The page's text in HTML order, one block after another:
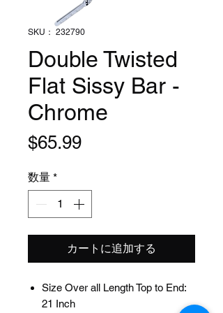
SKU： 232790
Double Twisted
Flat Sissy Bar -
Chrome
$65.99価
数量 *
カートに追加する
Size Over all Length Top to End:
21 Inch